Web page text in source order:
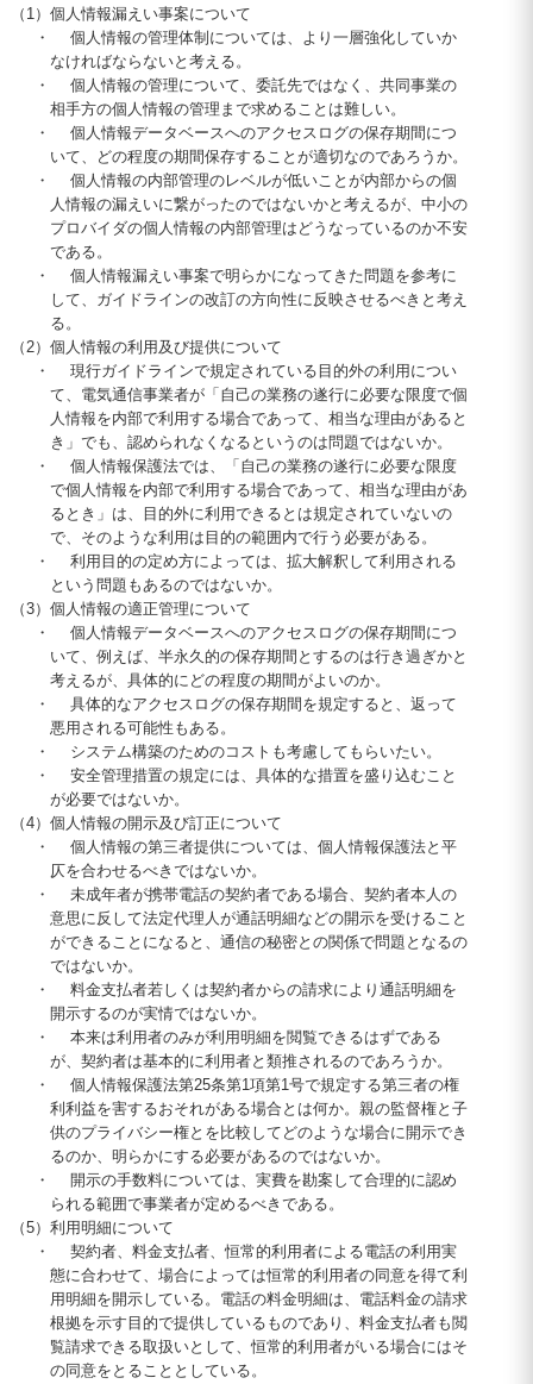
（1） 個人情報漏えい事案について
・
個人情報の管理体制については、より一層強化していか
なければならないと考える。
・
個人情報の管理について、委託先ではなく、共同事業の
相手方の個人情報の管理まで求めることは難しい。
・
個人情報データベースへのアクセスログの保存期間につ
いて、どの程度の期間保存することが適切なのであろうか。
・
個人情報の内部管理のレベルが低いことが内部からの個
人情報の漏えいに繋がったのではないかと考えるが、中小の
プロバイダの個人情報の内部管理はどうなっているのか不安
である。
・
個人情報漏えい事案で明らかになってきた問題を参考に
して、ガイドラインの改訂の方向性に反映させるべきと考え
る。
（2） 個人情報の利用及び提供について
・
現行ガイドラインで規定されている目的外の利用につい
て、電気通信事業者が「自己の業務の遂行に必要な限度で個
人情報を内部で利用する場合であって、相当な理由があると
き」でも、認められなくなるというのは問題ではないか。
・
個人情報保護法では、「自己の業務の遂行に必要な限度
で個人情報を内部で利用する場合であって、相当な理由があ
るとき」は、目的外に利用できるとは規定されていないの
で、そのような利用は目的の範囲内で行う必要がある。
・
利用目的の定め方によっては、拡大解釈して利用される
という問題もあるのではないか。
（3） 個人情報の適正管理について
・
個人情報データベースへのアクセスログの保存期間につ
いて、例えば、半永久的の保存期間とするのは行き過ぎかと
考えるが、具体的にどの程度の期間がよいのか。
・
具体的なアクセスログの保存期間を規定すると、返って
悪用される可能性もある。
・
システム構築のためのコストも考慮してもらいたい。
・
安全管理措置の規定には、具体的な措置を盛り込むこと
が必要ではないか。
（4） 個人情報の開示及び訂正について
・
個人情報の第三者提供については、個人情報保護法と平
仄を合わせるべきではないか。
・
未成年者が携帯電話の契約者である場合、契約者本人の
意思に反して法定代理人が通話明細などの開示を受けること
ができることになると、通信の秘密との関係で問題となるの
ではないか。
・
料金支払者若しくは契約者からの請求により通話明細を
開示するのが実情ではないか。
・
本来は利用者のみが利用明細を閲覧できるはずである
が、契約者は基本的に利用者と類推されるのであろうか。
・
個人情報保護法第25条第1項第1号で規定する第三者の権
利利益を害するおそれがある場合とは何か。親の監督権と子
供のプライバシー権とを比較してどのような場合に開示でき
るのか、明らかにする必要があるのではないか。
・
開示の手数料については、実費を勘案して合理的に認め
られる範囲で事業者が定めるべきである。
（5） 利用明細について
・
契約者、料金支払者、恒常的利用者による電話の利用実
態に合わせて、場合によっては恒常的利用者の同意を得て利
用明細を開示している。電話の料金明細は、電話料金の請求
根拠を示す目的で提供しているものであり、料金支払者も閲
覧請求できる取扱いとして、恒常的利用者がいる場合にはそ
の同意をとることとしている。